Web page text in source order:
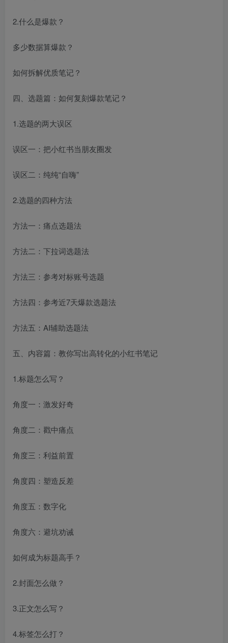
2.什么是爆款？
多少数据算爆款？
如何拆解优质笔记？
四、选题篇：如何复刻爆款笔记？
1.选题的两大误区
误区一：把小红书当朋友圈发
误区二：纯纯“自嗨”
2.选题的四种方法
方法一：痛点选题法
方法二：下拉词选题法
方法三：参考对标账号选题
方法四：参考近7天爆款选题法
方法五：AI辅助选题法
五、内容篇：教你写出高转化的小红书笔记
1.标题怎么写？
角度一：激发好奇
角度二：戳中痛点
角度三：利益前置
角度四：塑造反差
角度五：数字化
角度六：避坑劝诫
如何成为标题高手？
2.封面怎么做？
3.正文怎么写？
4.标签怎么打？